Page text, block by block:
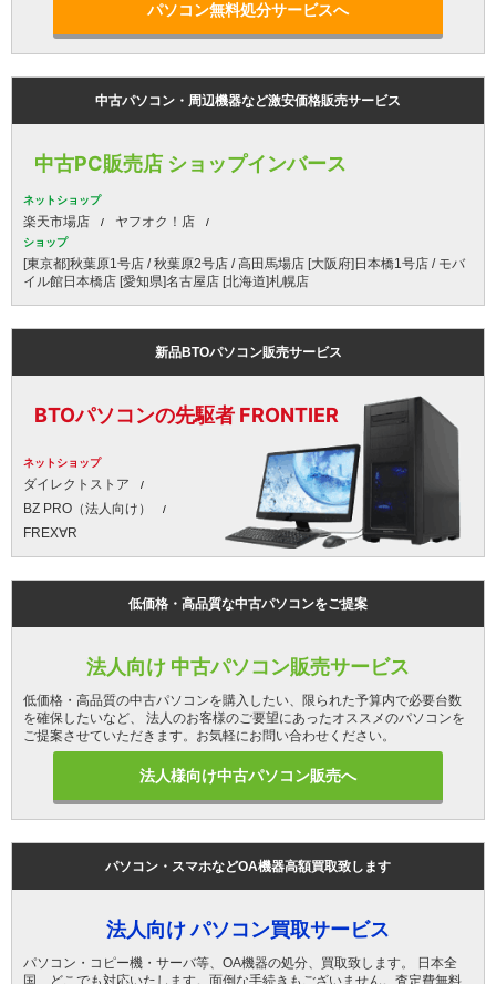
パソコン無料処分サービスへ
中古パソコン・周辺機器など激安価格販売サービス
中古PC販売店 ショップインバース
ネットショップ
楽天市場店 ヤフオク！店
ショップ
[東京都]秋葉原1号店 / 秋葉原2号店 / 高田馬場店 [大阪府]日本橋1号店 / モバ
イル館日本橋店 [愛知県]名古屋店 [北海道]札幌店
新品BTOパソコン販売サービス
BTOパソコンの先駆者 FRONTIER
ネットショップ
ダイレクトストア
BZ PRO（法人向け）
FREX∀R
低価格・高品質な中古パソコンをご提案
法人向け 中古パソコン販売サービス
低価格・高品質の中古パソコンを購入したい、限られた予算内で必要台数
を確保したいなど、 法人のお客様のご要望にあったオススメのパソコンを
ご提案させていただきます。お気軽にお問い合わせください。
法人様向け中古パソコン販売へ
パソコン・スマホなどOA機器高額買取致します
法人向け パソコン買取サービス
パソコン・コピー機・サーバ等、OA機器の処分、買取致します。 日本全
国、どこでも対応いたします。面倒な手続きもございません。査定費無料